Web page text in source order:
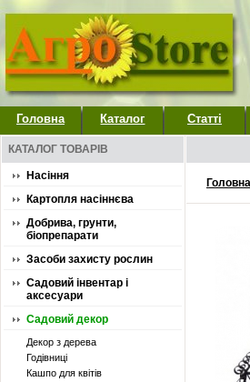
Головна Каталог Статті
КАТАЛОГ ТОВАРІВ
Насіння
Картопля насіннєва
Добрива, грунти,
біопрепарати
Засоби захисту рослин
Садовий інвентар і
аксесуари
Садовий декор
Декор з дерева
Годівниці
Кашпо для квітів
Головна